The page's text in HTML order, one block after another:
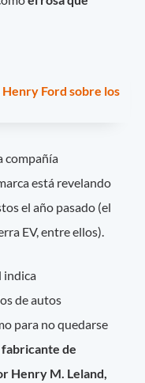
Ford sobre los
compañía
está revelando
el año pasado (el
EV, entre ellos).
indica
de autos
para no quedarse
fabricante de
Henry M. Leland,